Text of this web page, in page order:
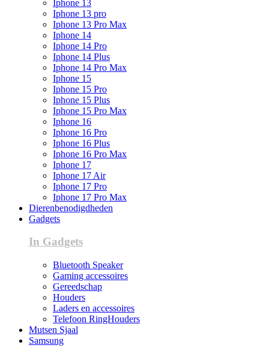
Iphone 13
Iphone 13 pro
Iphone 13 Pro Max
Iphone 14
Iphone 14 Pro
Iphone 14 Plus
Iphone 14 Pro Max
Iphone 15
Iphone 15 Pro
Iphone 15 Plus
Iphone 15 Pro Max
Iphone 16
Iphone 16 Pro
Iphone 16 Plus
Iphone 16 Pro Max
Iphone 17
Iphone 17 Air
Iphone 17 Pro
Iphone 17 Pro Max
Dierenbenodigdheden
Gadgets
In Gadgets
Bluetooth Speaker
Gaming accessoires
Gereedschap
Houders
Laders en accessoires
Telefoon RingHouders
Mutsen Sjaal
Samsung